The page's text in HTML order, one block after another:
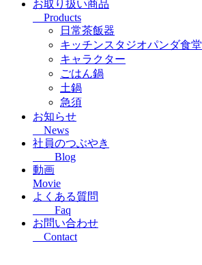
お取り扱い商品
Products
日常茶飯器
キッチンスタジオパンダ食堂
キャラクター
ごはん鍋
土鍋
急須
お知らせ
News
社員のつぶやき
Blog
動画
Movie
よくある質問
Faq
お問い合わせ
Contact